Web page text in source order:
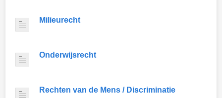
Milieurecht
Onderwijsrecht
Rechten van de Mens / Discriminatie